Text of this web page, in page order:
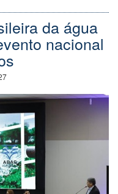
da água
nacional